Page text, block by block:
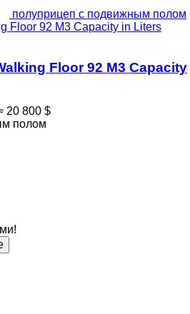
полуприцеп с подвижным полом
Floor 92 M3 Capacity in Liters
Floor 92 M3 Capacity
20 800 $
полом